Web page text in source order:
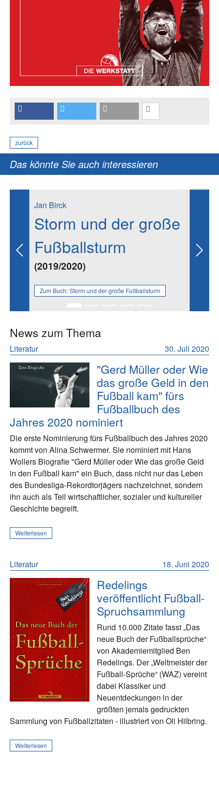
zurück
Das könnte Sie auch interessieren
Jan Birck
Storm und der große
Fußballsturm
(2019/2020)
Zum Buch:Storm und der große Fußballsturm
Previous Next
News zum Thema
30. Juli 2020
Literatur
"Gerd Müller oder Wie
das große Geld in den
Fußball kam" fürs
Fußballbuch des
Jahres 2020 nominiert
Die erste Nominierung fürs Fußballbuch des Jahres 2020
kommt von Alina Schwermer. Sie nominiert mit Hans
Wollers Biografie "Gerd Müller oder Wie das große Geld
in den Fußball kam" ein Buch, dass nicht nur das Leben
des Bundesliga-Rekordtorjägers nachzeichnet, sondern
ihn auch als Teil wirtschaftlicher, sozialer und kultureller
Geschichte begreift.
Weiterlesen
18. Juni 2020
Literatur
Redelings
veröffentlicht Fußball-
Spruchsammlung
Rund 10.000 Zitate fasst „Das
neue Buch der Fußballsprüche“
von Akademiemitglied Ben
Redelings. Der „Weltmeister der
Fußball-Sprüche“ (WAZ) vereint
dabei Klassiker und
Neuentdeckungen in der
größten jemals gedruckten
Sammlung von Fußballzitaten - illustriert von Oli Hilbring.
Weiterlesen